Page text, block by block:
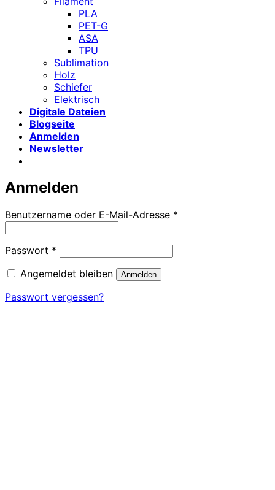
PLA
PET-G
ASA
TPU
Sublimation
Holz
Schiefer
Elektrisch
Digitale Dateien
Blogseite
Anmelden
Newsletter
Anmelden
Benutzername oder E-Mail-Adresse *
Passwort *
Angemeldet bleiben
Anmelden
Passwort vergessen?